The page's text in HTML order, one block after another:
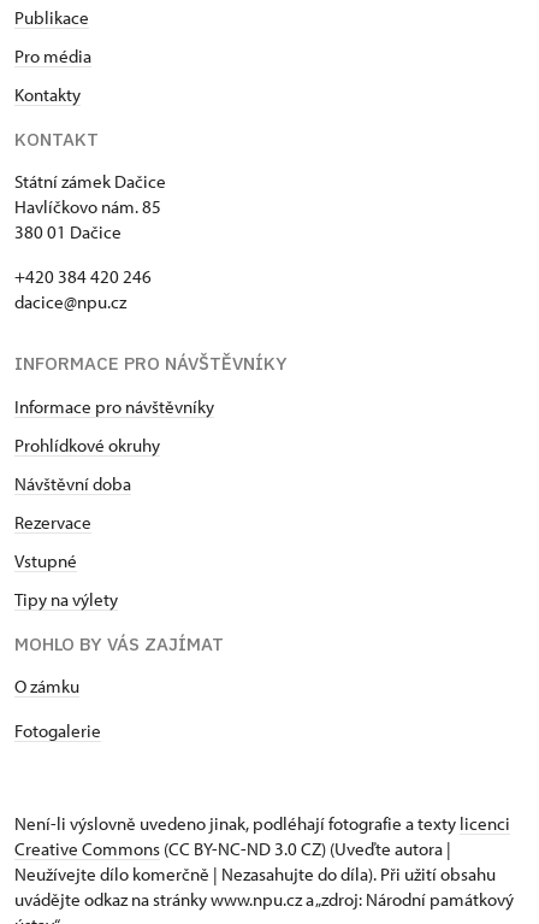
Publikace
Pro média
Kontakty
KONTAKT
Státní zámek Dačice
Havlíčkovo nám. 85
380 01 Dačice
+420 384 420 246
dacice@npu.cz
INFORMACE PRO NÁVŠTĚVNÍKY
Informace pro návštěvníky
Prohlídkové okruhy
Návštěvní doba
Rezervace
Vstupné
Tipy na výlety
MOHLO BY VÁS ZAJÍMAT
O zámku
Fotogalerie
Není-li výslovně uvedeno jinak, podléhají fotografie a texty licenci
Creative Commons (CC BY-NC-ND 3.0 CZ) (Uveďte autora |
Neužívejte dílo komerčně | Nezasahujte do díla). Při užití obsahu
uvádějte odkaz na stránky www.npu.cz a „zdroj: Národní památkový